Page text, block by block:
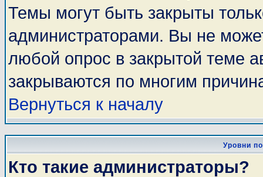
Темы могут быть закрыты
администраторами. Вы не
любой опрос в закрытой теме
закрываются по многим
Вернуться к началу
Уровни
Кто такие администраторы?